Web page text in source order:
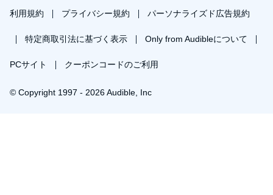
利用規約 プライバシー規約 パーソナライズド広告規約
特定商取引法に基づく表示 Only from Audibleについて
PCサイト クーポンコードのご利用
© Copyright 1997 - 2026 Audible, Inc